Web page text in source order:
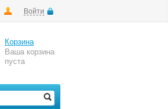
Войти
Корзина
Ваша корзина
пуста